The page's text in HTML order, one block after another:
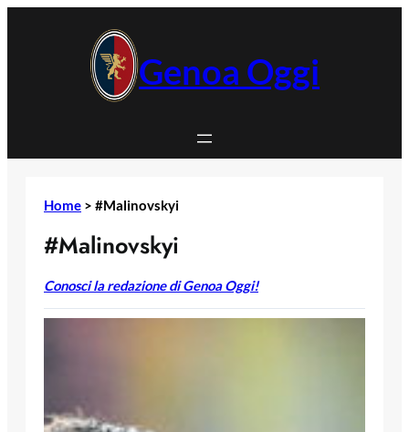
Genoa Oggi
Home > #Malinovskyi
#Malinovskyi
Conosci la redazione di Genoa Oggi!